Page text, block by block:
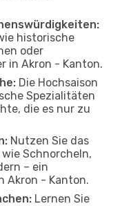
historische
oder
in Akron - Kanton.
Die Hochsaison
Spezialitäten
die es nur zu
Nutzen Sie das
Schnorcheln,
– ein
Akron - Kanton.
Lernen Sie